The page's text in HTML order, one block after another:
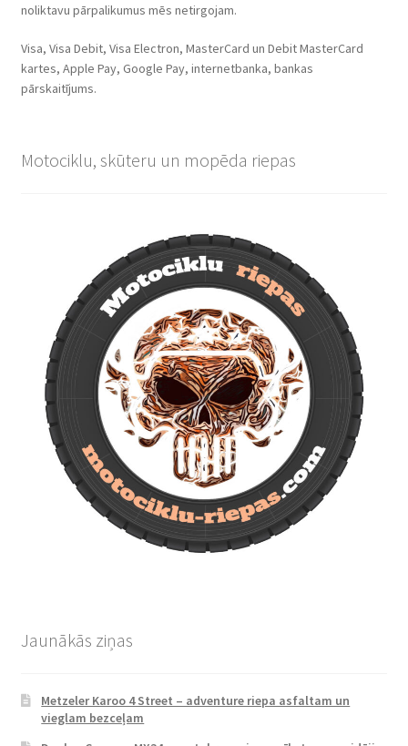
noliktavu pārpalikumus mēs netirgojam.
Visa, Visa Debit, Visa Electron, MasterCard un Debit MasterCard
kartes, Apple Pay, Google Pay, internetbanka, bankas
pārskaitījums.
Motociklu, skūteru un mopēda riepas
Jaunākās ziņas
Metzeler Karoo 4 Street – adventure riepa asfaltam un
vieglam bezceļam